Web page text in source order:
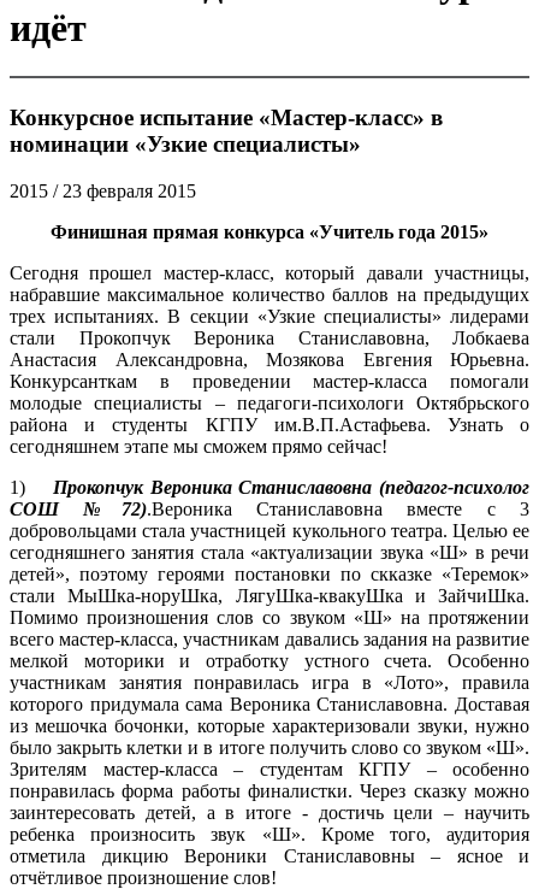
идёт
Конкурсное испытание «Мастер-класс» в
номинации «Узкие специалисты»
2015 / 23 февраля 2015
Финишная прямая конкурса «Учитель года 2015»
Сегодня прошел мастер-класс, который давали участницы,
набравшие максимальное количество баллов на предыдущих
трех испытаниях. В секции «Узкие специалисты» лидерами
стали Прокопчук Вероника Станиславовна, Лобкаева
Анастасия Александровна, Мозякова Евгения Юрьевна.
Конкурсанткам в проведении мастер-класса помогали
молодые специалисты – педагоги-психологи Октябрьского
района и студенты КГПУ им.В.П.Астафьева. Узнать о
сегодняшнем этапе мы сможем прямо сейчас!
1) Прокопчук Вероника Станиславовна (педагог-психолог
СОШ №72).Вероника Станиславовна вместе с 3
добровольцами стала участницей кукольного театра. Целью ее
сегодняшнего занятия стала «актуализации звука «Ш» в речи
детей», поэтому героями постановки по скказке «Теремок»
стали МыШка-норуШка, ЛягуШка-квакуШка и ЗайчиШка.
Помимо произношения слов со звуком «Ш» на протяжении
всего мастер-класса, участникам давались задания на развитие
мелкой моторики и отработку устного счета. Особенно
участникам занятия понравилась игра в «Лото», правила
которого придумала сама Вероника Станиславовна. Доставая
из мешочка бочонки, которые характеризовали звуки, нужно
было закрыть клетки и в итоге получить слово со звуком «Ш».
Зрителям мастер-класса – студентам КГПУ – особенно
понравилась форма работы финалистки. Через сказку можно
заинтересовать детей, а в итоге - достичь цели – научить
ребенка произносить звук «Ш». Кроме того, аудитория
отметила дикцию Вероники Станиславовны – ясное и
отчётливое произношение слов!